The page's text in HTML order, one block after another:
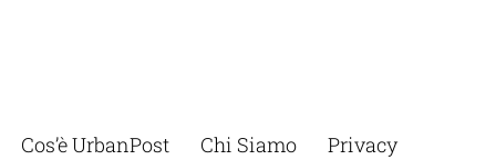
Cos’è UrbanPost Chi Siamo
Privacy